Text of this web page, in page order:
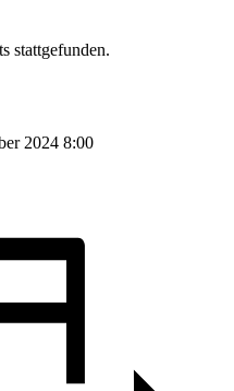
stattgefunden.
2024 8:00